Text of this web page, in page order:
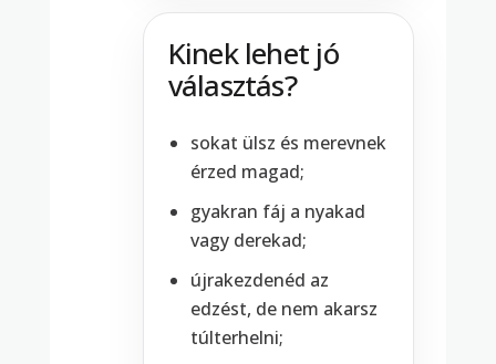
Kinek lehet jó
választás?
sokat ülsz és merevnek
érzed magad;
gyakran fáj a nyakad
vagy derekad;
újrakezdenéd az
edzést, de nem akarsz
túlterhelni;